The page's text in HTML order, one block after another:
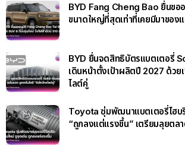
BYD Fang Cheng Bao ยื่นขอ
ขนาดใหญ่ที่สุดเท่าที่เคยมีมาของ
BYD ยื่นจดสิทธิบัตรแบตเตอรี่
เดินหน้าตั้งเป้าผลิตปี 2027 ด้วย
ไลต์คู่
Toyota ซุ่มพัฒนาแบตเตอรี่ไฮบ
“ถูกลงแต่แรงขึ้น” เตรียมลุยตล